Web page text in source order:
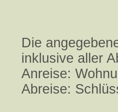
Die
inklusive aller
Anreise:
Abreise: